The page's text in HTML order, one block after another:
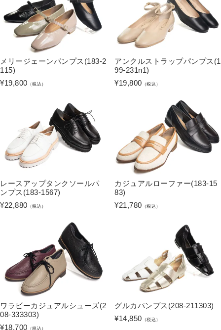
メリージェーンパンプス(183-2
115)
¥19,800 （税込）
アンクルストラップパンプス(1
99-231n1)
¥19,800 （税込）
レースアップタンクソールパ
ンプス(183-1567)
¥22,880 （税込）
カジュアルローファー(183-15
83)
¥21,780 （税込）
ワラビーカジュアルシューズ(2
08-333303)
¥18,700 （税込）
グルカパンプス(208-211303)
¥14,850 （税込）